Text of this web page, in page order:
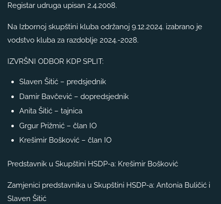
Registar udruga upisan 2.4.2008.
Na Izbornoj skupštini kluba održanoj 9.12.2024. izabrano je
vodstvo kluba za razdoblje 2024.-2028.
IZVRŠNI ODBOR KDP SPLIT:
Slaven Šitić – predsjednik
Damir Bavčević – dopredsjednik
Anita Šitić – tajnica
Grgur Prižmić – član IO
Krešimir Bošković – član IO
Predstavnik u Skupštini HSDP-a: Krešimir Bošković
Zamjenici predstavnika u Skupštini HSDP-a: Antonia Buličić i
Slaven Šitić